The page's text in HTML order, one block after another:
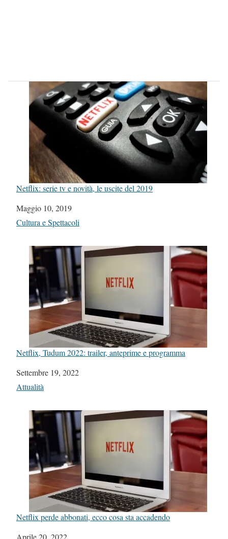
Netflix: serie tv e novità, le uscite del 2019
Data
Maggio 10, 2019
In relazione a
Cultura e Spettacoli
Netflix, Tudum 2022: trailer, anteprime e programma
Data
Settembre 19, 2022
In relazione a
Attualità
Netflix perde abbonati, ecco cosa sta accadendo
Data
Aprile 20, 2022